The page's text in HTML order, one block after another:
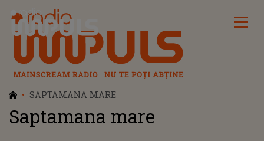
Radio Impuls
SAPTAMANA MARE
Saptamana mare